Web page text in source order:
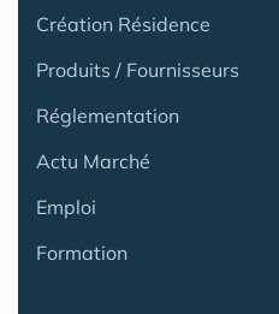
Création Résidence
Produits / Fournisseurs
Réglementation
Actu Marché
Emploi
Formation